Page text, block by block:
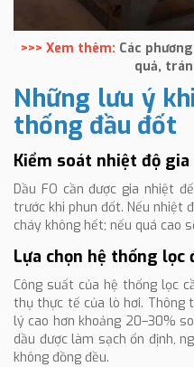
>>> Xem thêm: Các
quả,
Những lưu ý
thống đầu đốt
Kiểm soát nhiệt độ
Dầu FO cần được gia nhiệt
trước khi phun đốt. Nếu nhiệt
cháy không hết; nếu quá cao
Lựa chọn hệ thống lọc
Công suất của hệ thống lọc
thụ thực tế của lò hơi. Thông
lý cao hơn khoảng 20–30%
dầu được làm sạch ổn định,
không đồng đều.